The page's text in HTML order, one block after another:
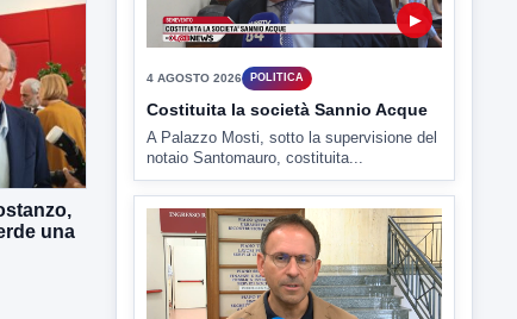
una
▶
4 AGOSTO 2026 POLITICA
Estate: Nargi e Festa peggiore degli
ultimi 10 anni. Cipriano: 90 eventi in
città
È scontro sulla bontà del “Ferragosto
avellinese” tra gli ex...